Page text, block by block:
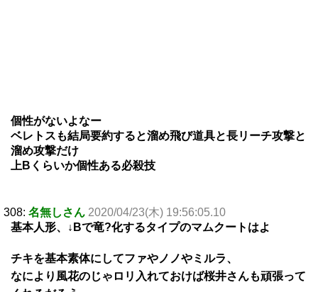
個性がないよなー
ベレトスも結局要約すると溜め飛び道具と長リーチ攻撃と
溜め攻撃だけ
上Bくらいか個性ある必殺技
308: 名無しさん 2020/04/23(木) 19:56:05.10
基本人形、↓Bで竜?化するタイプのマムクートはよ
チキを基本素体にしてファやノノやミルラ、
なにより風花のじゃロリ入れておけば桜井さんも頑張って